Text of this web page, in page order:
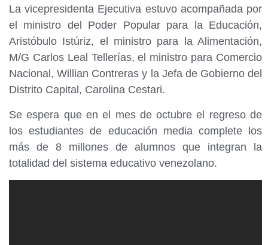
La vicepresidenta Ejecutiva estuvo acompañada por
el ministro del Poder Popular para la Educación,
Aristóbulo Istúriz, el ministro para la Alimentación,
M/G Carlos Leal Tellerías, el ministro para Comercio
Nacional, Willian Contreras y la Jefa de Gobierno del
Distrito Capital, Carolina Cestari.
Se espera que en el mes de octubre el regreso de
los estudiantes de educación media complete los
más de 8 millones de alumnos que integran la
totalidad del sistema educativo venezolano.